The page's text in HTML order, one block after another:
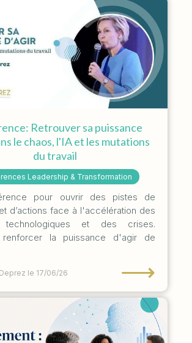
Retrouver sa puissance
le chaos, l'IA et les mutations
du travail
Leadership & Transformation
pour ouvrir des pistes de
d’actions face à l'accélération des
technologiques et des crises.
renforcer la puissance d'agir de
le 17/06/26 ⟶